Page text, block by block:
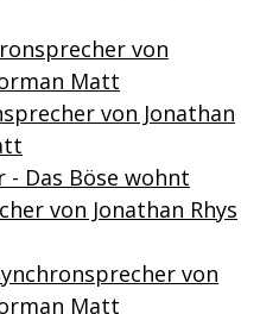
von
Matt
von Jonathan
- Das Böse wohnt
von Jonathan Rhys
von
Matt